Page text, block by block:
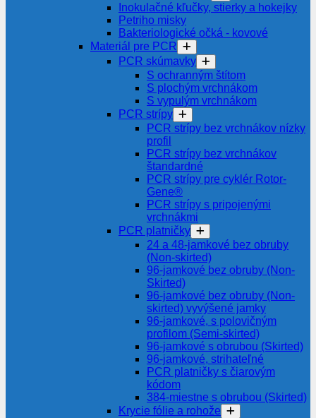
Inokulačné kľučky, stierky a hokejky
Petriho misky
Bakteriologické očká - kovové
Materiál pre PCR
PCR skúmavky
S ochranným štítom
S plochým vrchnákom
S vypulým vrchnákom
PCR strípy
PCR strípy bez vrchnákov nízky
profil
PCR strípy bez vrchnákov
štandardné
PCR strípy pre cyklér Rotor-
Gene®
PCR strípy s pripojenými
vrchnákmi
PCR platničky
24 a 48-jamkové bez obruby
(Non-skirted)
96-jamkové bez obruby (Non-
Skirted)
96-jamkové bez obruby (Non-
skirted) vyvýšené jamky
96-jamkové, s polovičným
profilom (Semi-skirted)
96-jamkové s obrubou (Skirted)
96-jamkové, strihateľné
PCR platničky s čiarovým
kódom
384-miestne s obrubou (Skirted)
Krycie fólie a rohože